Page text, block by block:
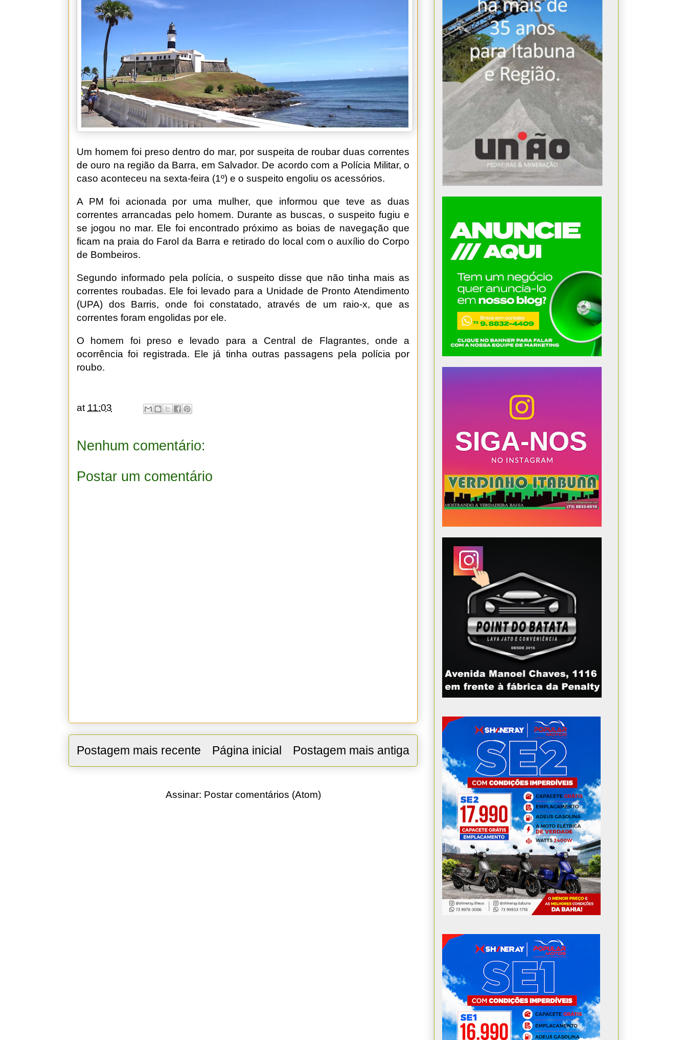
Um homem foi preso dentro do mar, por suspeita de roubar duas correntes
de ouro na região da Barra, em Salvador. De acordo com a Polícia Militar, o
caso aconteceu na sexta-feira (1º) e o suspeito engoliu os acessórios.
A PM foi acionada por uma mulher, que informou que teve as duas
correntes arrancadas pelo homem. Durante as buscas, o suspeito fugiu e
se jogou no mar. Ele foi encontrado próximo as boias de navegação que
ficam na praia do Farol da Barra e retirado do local com o auxílio do Corpo
de Bombeiros.
Segundo informado pela polícia, o suspeito disse que não tinha mais as
correntes roubadas. Ele foi levado para a Unidade de Pronto Atendimento
(UPA) dos Barris, onde foi constatado, através de um raio-x, que as
correntes foram engolidas por ele.
O homem foi preso e levado para a Central de Flagrantes, onde a
ocorrência foi registrada. Ele já tinha outras passagens pela polícia por
roubo.
at 11:03
Nenhum comentário:
Postar um comentário
Postagem mais recente Postagem mais antiga
Página inicial
Assinar: Postar comentários (Atom)